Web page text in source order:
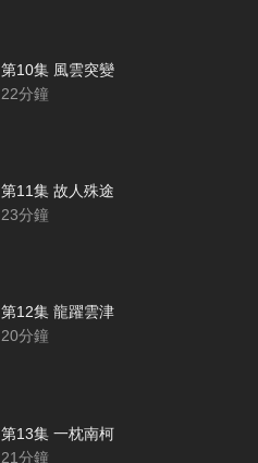
第10集 風雲突變
22分鐘
第11集 故人殊途
23分鐘
第12集 龍躍雲津
20分鐘
第13集 一枕南柯
21分鐘